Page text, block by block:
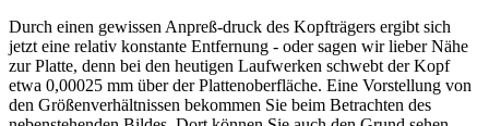
Durch einen gewissen Anpreß-druck des Kopfträgers ergibt sich
jetzt eine relativ konstante Entfernung - oder sagen wir lieber Nähe
zur Platte, denn bei den heutigen Laufwerken schwebt der Kopf
etwa 0,00025 mm über der Plattenoberfläche. Eine Vorstellung von
den Größenverhältnissen bekommen Sie beim Betrachten des